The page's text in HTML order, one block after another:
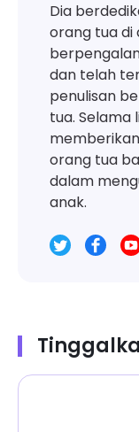
Dia
orang tua di
dan telah
penulisan
tua. Selama
orang tua
dalam
anak.